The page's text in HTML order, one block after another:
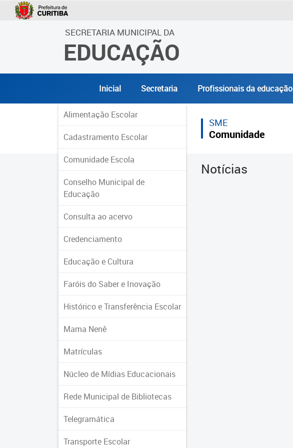
SECRETARIA MUNICIPAL DA
EDUCAÇÃO
Inicial Secretaria Profissionais da educação
Alimentação Escolar
Cadastramento Escolar
Comunidade Escola
Conselho Municipal de
Educação
Consulta ao acervo
Credenciamento
Educação e Cultura
Faróis do Saber e Inovação
Histórico e Transferência Escolar
Mama Nenê
Matrículas
Núcleo de Mídias Educacionais
Rede Municipal de Bibliotecas
Telegramática
Transporte Escolar
SME
Comunidade
Notícias